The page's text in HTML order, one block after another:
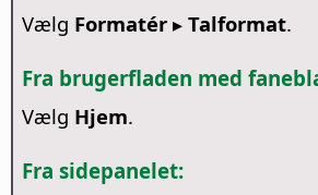
Vælg Formatér ▸ Talformat.
Fra brugerfladen med
Vælg Hjem.
Fra sidepanelet: